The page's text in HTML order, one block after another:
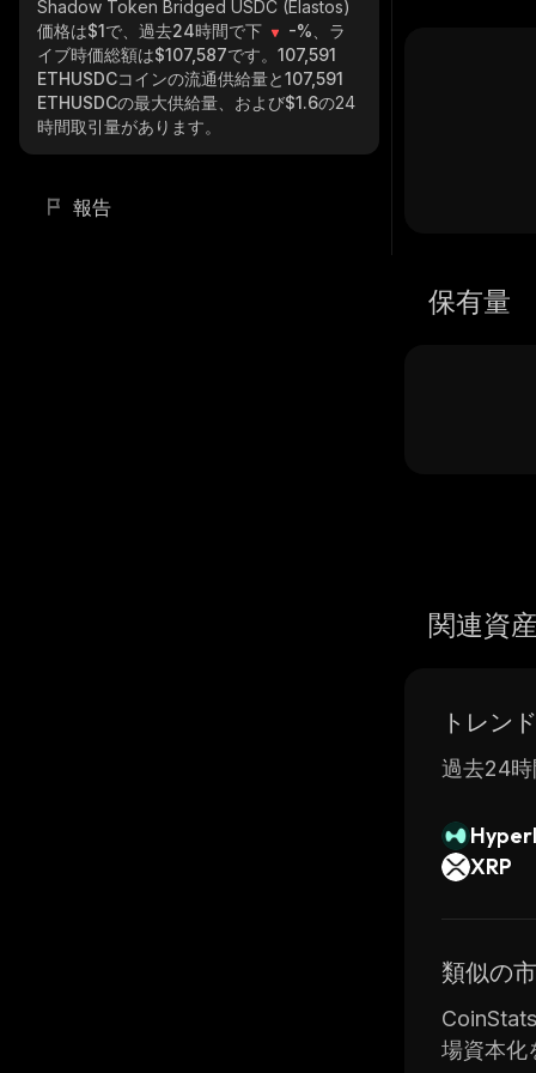
Shadow Token Bridged USDC (Elastos)
価格は$1で、過去24時間で下
-% 、ラ
イブ時価総額は$107,587です。 107,591
ETHUSDCコインの流通供給量と107,591
ETHUSDCの最大供給量、および$1.6の24
時間取引量があります。
報告
保有量
関連資産
トレン
過去24時
XRP
類似の
場資本化